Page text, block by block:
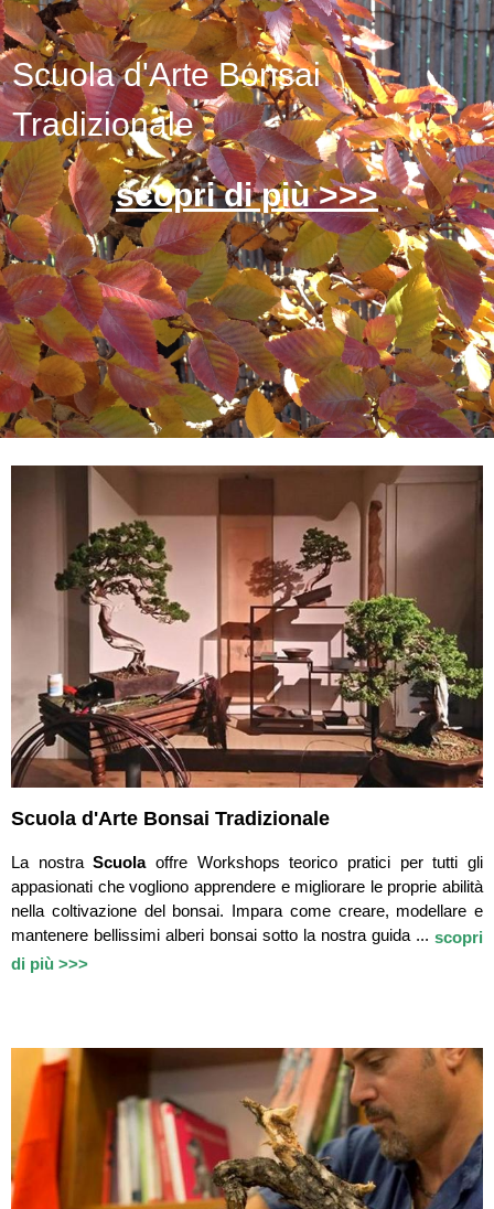
Scuola d'Arte Bonsai
Tradizionale
scopri di più >>>
Scuola d'Arte Bonsai Tradizionale
La nostraScuolaoffre Workshops teorico pratici per tutti gli
appasionati che vogliono apprendere e migliorare le proprie abilità
nella coltivazione del bonsai. Impara come creare, modellare e
mantenere bellissimi alberi bonsai sotto la nostra guida ... scopri
di più >>>